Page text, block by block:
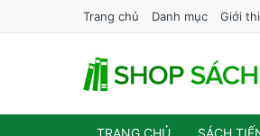
Trang chủ Danh mục Giới
TRANG CHỦ SÁCH